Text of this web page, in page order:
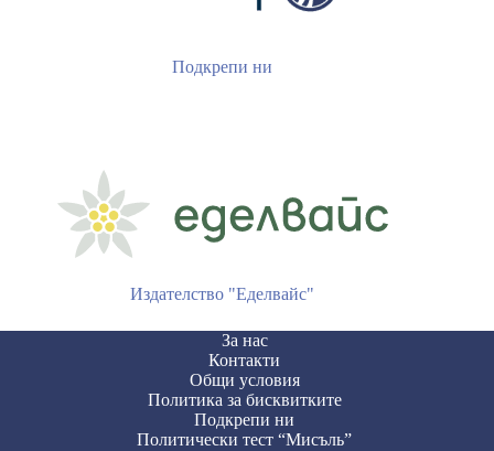
Подкрепи ни
Издателство "Еделвайс"
За нас
Контакти
Общи условия
Политика за бисквитките
Подкрепи ни
Политически тест “Мисъль”